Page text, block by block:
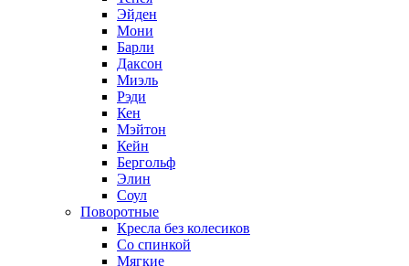
Эйден
Мони
Барли
Даксон
Миэль
Рэди
Кен
Мэйтон
Кейн
Бергольф
Элин
Соул
Поворотные
Кресла без колесиков
Со спинкой
Мягкие